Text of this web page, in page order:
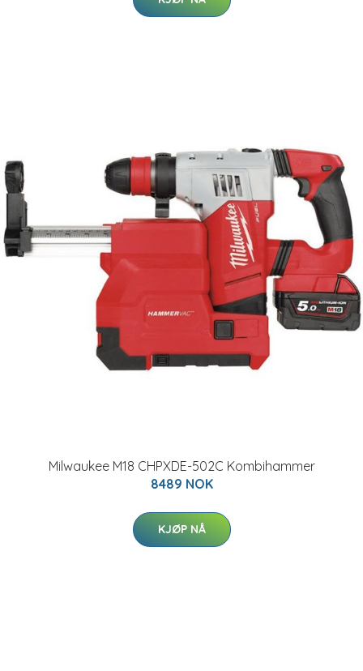
Milwaukee M18 CHPXDE-502C Kombihammer
8489 NOK
KJØP NÅ